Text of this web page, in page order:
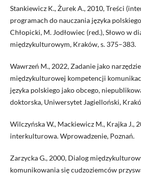
Stankiewicz K., Żurek A., 2010, Treści
programach do nauczania języka
Chłopicki, M. Jodłowiec (red.), Słowo w
międzykulturowym, Kraków, s. 375–383.
Wawrzeń M., 2022, Zadanie jako
międzykulturowej kompetencji
języka polskiego jako obcego,
doktorska, Uniwersytet Jagielloński,
Wilczyńska W., Mackiewicz M., Krajka J.,
interkulturowa. Wprowadzenie, Poznań.
Zarzycka G., 2000, Dialog
komunikowania się cudzoziemców